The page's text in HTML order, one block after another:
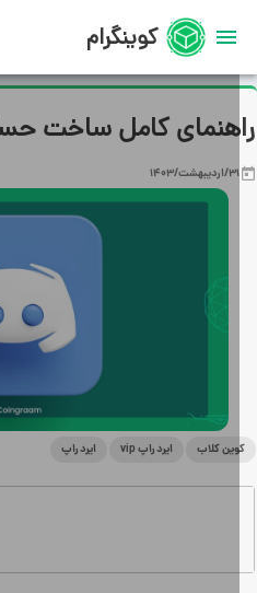
کوینگرام
کامل ساخت
31/اردیبهشت/1403
کلاب ایردراپ vip ایردراپ